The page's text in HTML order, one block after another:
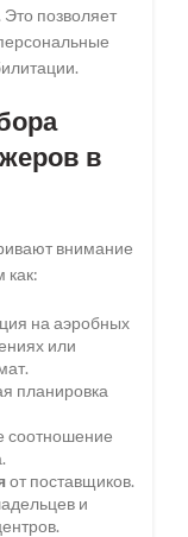
позволяет
в
внимание
как:
на аэробных
или
планировка
соотношение
от поставщиков.
и